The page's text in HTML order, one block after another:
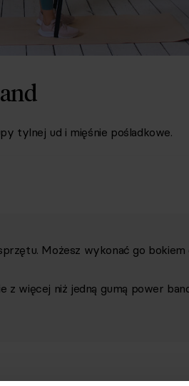
tylnej ud i mięśnie pośladkowe.
Możesz wykonać go
z więcej niż jedną gumą power